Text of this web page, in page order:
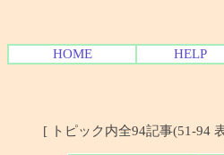
HOME HELP
[ トピック内全94記事(51-94